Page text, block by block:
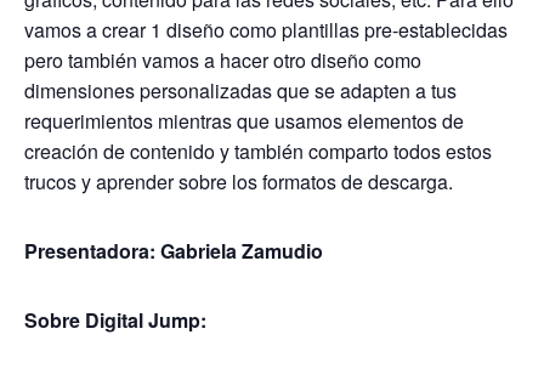
vamos a crear 1 diseño como plantillas pre-establecidas
pero también vamos a hacer otro diseño como
dimensiones personalizadas que se adapten a tus
requerimientos mientras que usamos elementos de
creación de contenido y también comparto todos estos
trucos y aprender sobre los formatos de descarga.
Presentadora: Gabriela Zamudio
Sobre Digital Jump: